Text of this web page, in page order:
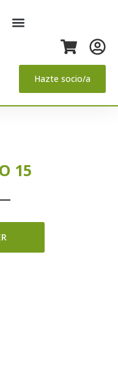
Hazte socio/a
15